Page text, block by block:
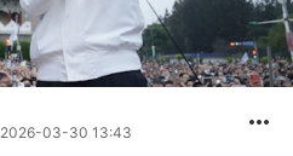
2026-03-30 13:43